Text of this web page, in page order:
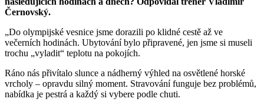
Černovský.
„Do olympijské vesnice jsme dorazili po klidné cestě až ve
večerních hodinách. Ubytování bylo připravené, jen jsme si museli
trochu „vyladit“ teplotu na pokojích.
Ráno nás přivítalo slunce a nádherný výhled na osvětlené horské
vrcholy – opravdu silný moment. Stravování funguje bez problémů,
nabídka je pestrá a každý si vybere podle chuti.